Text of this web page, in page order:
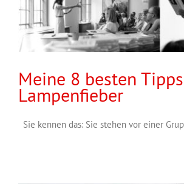
Meine 8 besten
Lampenfieber
Sie kennen das: Sie stehen vor einer